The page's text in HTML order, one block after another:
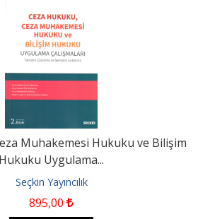
Muhakemesi Hukuku ve Bilişim
Hukuku Uygulama...
Seçkin Yayıncılık
895,00